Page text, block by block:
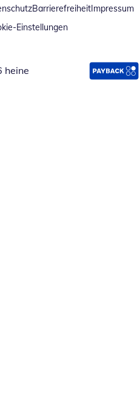
BarrierefreiheitImpressum
Einstellungen
heine